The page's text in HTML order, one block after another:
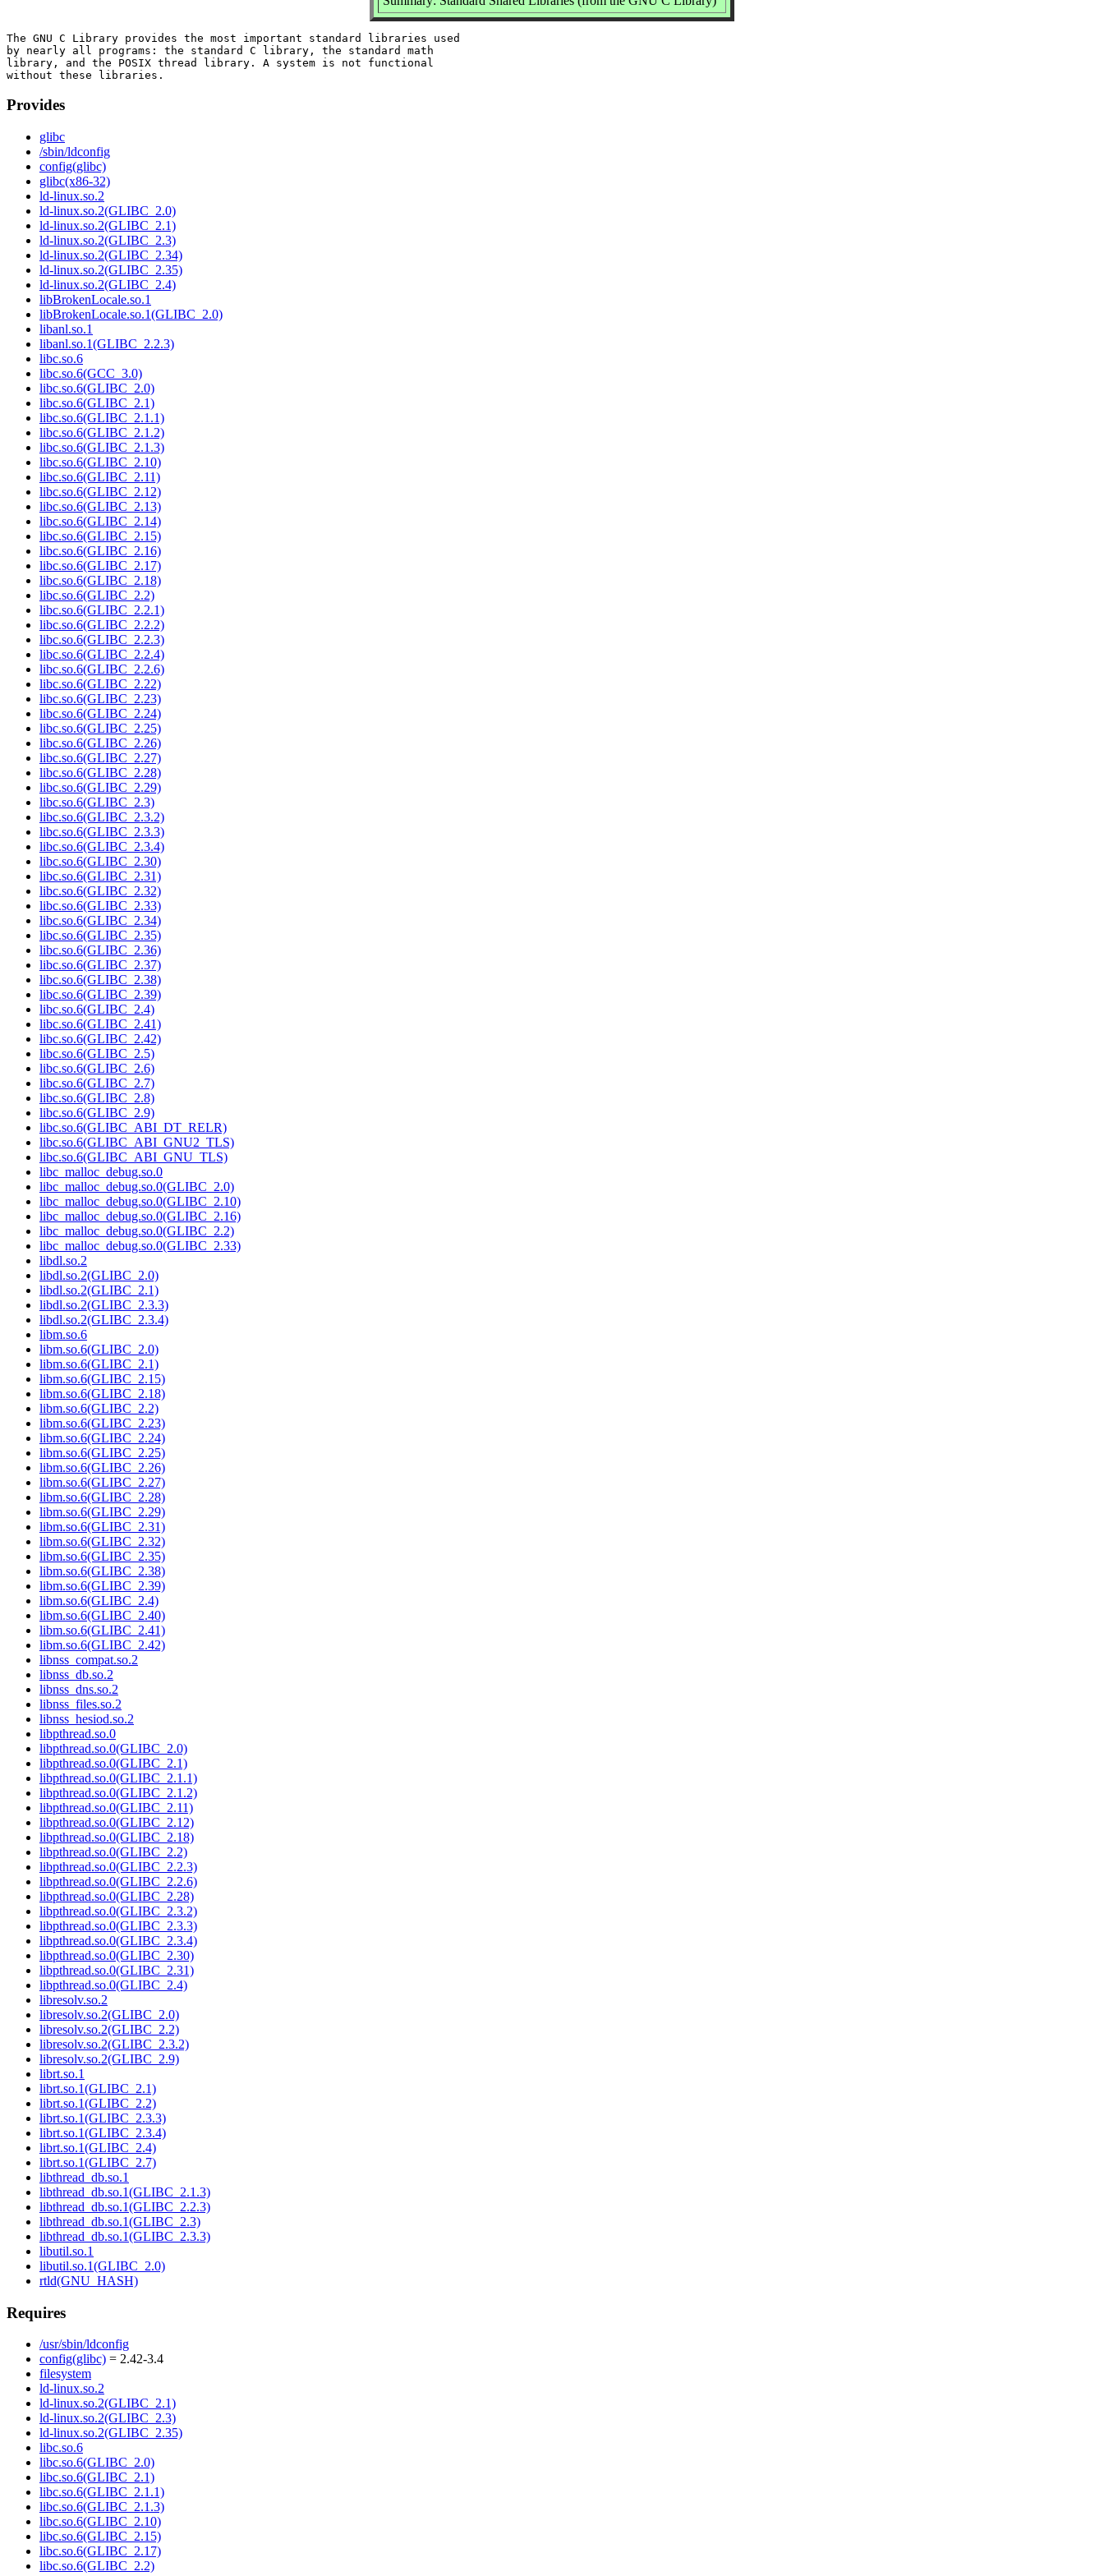
The GNU C Library provides the most important standard libraries used
by nearly all programs: the standard C library, the standard math
library, and the POSIX thread library. A system is not functional
Provides
glibc
/sbin/ldconfig
config(glibc)
glibc(x86-32)
ld-linux.so.2
ld-linux.so.2(GLIBC_2.0)
ld-linux.so.2(GLIBC_2.1)
ld-linux.so.2(GLIBC_2.3)
ld-linux.so.2(GLIBC_2.34)
ld-linux.so.2(GLIBC_2.35)
ld-linux.so.2(GLIBC_2.4)
libBrokenLocale.so.1
libBrokenLocale.so.1(GLIBC_2.0)
libanl.so.1
libanl.so.1(GLIBC_2.2.3)
libc.so.6
libc.so.6(GCC_3.0)
libc.so.6(GLIBC_2.0)
libc.so.6(GLIBC_2.1)
libc.so.6(GLIBC_2.1.1)
libc.so.6(GLIBC_2.1.2)
libc.so.6(GLIBC_2.1.3)
libc.so.6(GLIBC_2.10)
libc.so.6(GLIBC_2.11)
libc.so.6(GLIBC_2.12)
libc.so.6(GLIBC_2.13)
libc.so.6(GLIBC_2.14)
libc.so.6(GLIBC_2.15)
libc.so.6(GLIBC_2.16)
libc.so.6(GLIBC_2.17)
libc.so.6(GLIBC_2.18)
libc.so.6(GLIBC_2.2)
libc.so.6(GLIBC_2.2.1)
libc.so.6(GLIBC_2.2.2)
libc.so.6(GLIBC_2.2.3)
libc.so.6(GLIBC_2.2.4)
libc.so.6(GLIBC_2.2.6)
libc.so.6(GLIBC_2.22)
libc.so.6(GLIBC_2.23)
libc.so.6(GLIBC_2.24)
libc.so.6(GLIBC_2.25)
libc.so.6(GLIBC_2.26)
libc.so.6(GLIBC_2.27)
libc.so.6(GLIBC_2.28)
libc.so.6(GLIBC_2.29)
libc.so.6(GLIBC_2.3)
libc.so.6(GLIBC_2.3.2)
libc.so.6(GLIBC_2.3.3)
libc.so.6(GLIBC_2.3.4)
libc.so.6(GLIBC_2.30)
libc.so.6(GLIBC_2.31)
libc.so.6(GLIBC_2.32)
libc.so.6(GLIBC_2.33)
libc.so.6(GLIBC_2.34)
libc.so.6(GLIBC_2.35)
libc.so.6(GLIBC_2.36)
libc.so.6(GLIBC_2.37)
libc.so.6(GLIBC_2.38)
libc.so.6(GLIBC_2.39)
libc.so.6(GLIBC_2.4)
libc.so.6(GLIBC_2.41)
libc.so.6(GLIBC_2.42)
libc.so.6(GLIBC_2.5)
libc.so.6(GLIBC_2.6)
libc.so.6(GLIBC_2.7)
libc.so.6(GLIBC_2.8)
libc.so.6(GLIBC_2.9)
libc.so.6(GLIBC_ABI_DT_RELR)
libc.so.6(GLIBC_ABI_GNU2_TLS)
libc.so.6(GLIBC_ABI_GNU_TLS)
libc_malloc_debug.so.0
libc_malloc_debug.so.0(GLIBC_2.0)
libc_malloc_debug.so.0(GLIBC_2.10)
libc_malloc_debug.so.0(GLIBC_2.16)
libc_malloc_debug.so.0(GLIBC_2.2)
libc_malloc_debug.so.0(GLIBC_2.33)
libdl.so.2
libdl.so.2(GLIBC_2.0)
libdl.so.2(GLIBC_2.1)
libdl.so.2(GLIBC_2.3.3)
libdl.so.2(GLIBC_2.3.4)
libm.so.6
libm.so.6(GLIBC_2.0)
libm.so.6(GLIBC_2.1)
libm.so.6(GLIBC_2.15)
libm.so.6(GLIBC_2.18)
libm.so.6(GLIBC_2.2)
libm.so.6(GLIBC_2.23)
libm.so.6(GLIBC_2.24)
libm.so.6(GLIBC_2.25)
libm.so.6(GLIBC_2.26)
libm.so.6(GLIBC_2.27)
libm.so.6(GLIBC_2.28)
libm.so.6(GLIBC_2.29)
libm.so.6(GLIBC_2.31)
libm.so.6(GLIBC_2.32)
libm.so.6(GLIBC_2.35)
libm.so.6(GLIBC_2.38)
libm.so.6(GLIBC_2.39)
libm.so.6(GLIBC_2.4)
libm.so.6(GLIBC_2.40)
libm.so.6(GLIBC_2.41)
libm.so.6(GLIBC_2.42)
libnss_compat.so.2
libnss_db.so.2
libnss_dns.so.2
libnss_files.so.2
libnss_hesiod.so.2
libpthread.so.0
libpthread.so.0(GLIBC_2.0)
libpthread.so.0(GLIBC_2.1)
libpthread.so.0(GLIBC_2.1.1)
libpthread.so.0(GLIBC_2.1.2)
libpthread.so.0(GLIBC_2.11)
libpthread.so.0(GLIBC_2.12)
libpthread.so.0(GLIBC_2.18)
libpthread.so.0(GLIBC_2.2)
libpthread.so.0(GLIBC_2.2.3)
libpthread.so.0(GLIBC_2.2.6)
libpthread.so.0(GLIBC_2.28)
libpthread.so.0(GLIBC_2.3.2)
libpthread.so.0(GLIBC_2.3.3)
libpthread.so.0(GLIBC_2.3.4)
libpthread.so.0(GLIBC_2.30)
libpthread.so.0(GLIBC_2.31)
libpthread.so.0(GLIBC_2.4)
libresolv.so.2
libresolv.so.2(GLIBC_2.0)
libresolv.so.2(GLIBC_2.2)
libresolv.so.2(GLIBC_2.3.2)
libresolv.so.2(GLIBC_2.9)
librt.so.1
librt.so.1(GLIBC_2.1)
librt.so.1(GLIBC_2.2)
librt.so.1(GLIBC_2.3.3)
librt.so.1(GLIBC_2.3.4)
librt.so.1(GLIBC_2.4)
librt.so.1(GLIBC_2.7)
libthread_db.so.1
libthread_db.so.1(GLIBC_2.1.3)
libthread_db.so.1(GLIBC_2.2.3)
libthread_db.so.1(GLIBC_2.3)
libthread_db.so.1(GLIBC_2.3.3)
libutil.so.1
libutil.so.1(GLIBC_2.0)
rtld(GNU_HASH)
Requires
/usr/sbin/ldconfig
config(glibc) = 2.42-3.4
filesystem
ld-linux.so.2
ld-linux.so.2(GLIBC_2.1)
ld-linux.so.2(GLIBC_2.3)
ld-linux.so.2(GLIBC_2.35)
libc.so.6
libc.so.6(GLIBC_2.0)
libc.so.6(GLIBC_2.1)
libc.so.6(GLIBC_2.1.1)
libc.so.6(GLIBC_2.1.3)
libc.so.6(GLIBC_2.10)
libc.so.6(GLIBC_2.15)
libc.so.6(GLIBC_2.17)
libc.so.6(GLIBC_2.2)